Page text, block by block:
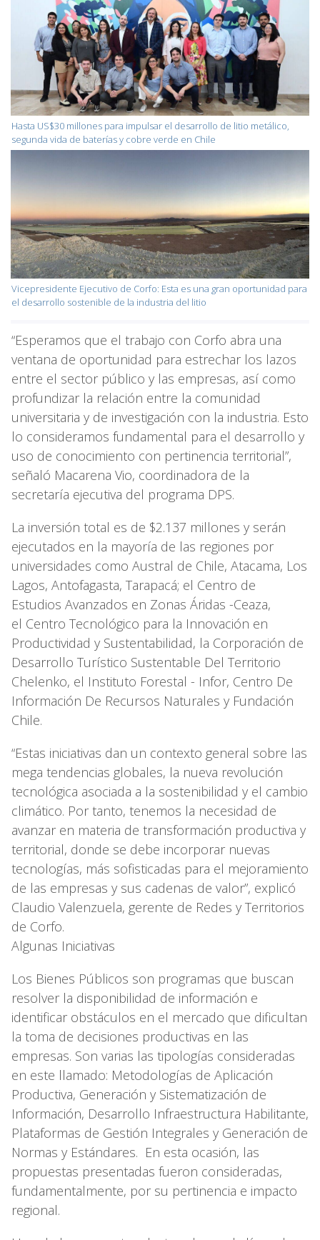
Hasta US$30 millones para impulsar el desarrollo de litio metálico,
segunda vida de baterías y cobre verde en Chile
Vicepresidente Ejecutivo de Corfo: Esta es una gran oportunidad para
el desarrollo sostenible de la industria del litio
“Esperamos que el trabajo con Corfo abra una
ventana de oportunidad para estrechar los lazos
entre el sector público y las empresas, así como
profundizar la relación entre la comunidad
universitaria y de investigación con la industria. Esto
lo consideramos fundamental para el desarrollo y
uso de conocimiento con pertinencia territorial”,
señaló Macarena Vio, coordinadora de la
secretaría ejecutiva del programa DPS.
La inversión total es de $2.137 millones y serán
ejecutados en la mayoría de las regiones por
universidades como Austral de Chile, Atacama, Los
Lagos, Antofagasta, Tarapacá; el Centro de
Estudios Avanzados en Zonas Áridas -Ceaza,
el Centro Tecnológico para la Innovación en
Productividad y Sustentabilidad, la Corporación de
Desarrollo Turístico Sustentable Del Territorio
Chelenko, el Instituto Forestal - Infor, Centro De
Información De Recursos Naturales y Fundación
Chile.
“Estas iniciativas dan un contexto general sobre las
mega tendencias globales, la nueva revolución
tecnológica asociada a la sostenibilidad y el cambio
climático. Por tanto, tenemos la necesidad de
avanzar en materia de transformación productiva y
territorial, donde se debe incorporar nuevas
tecnologías, más sofisticadas para el mejoramiento
de las empresas y sus cadenas de valor”, explicó
Claudio Valenzuela, gerente de Redes y Territorios
de Corfo.
Algunas Iniciativas
Los Bienes Públicos son programas que buscan
resolver la disponibilidad de información e
identificar obstáculos en el mercado que dificultan
la toma de decisiones productivas en las
empresas. Son varias las tipologías consideradas
en este llamado: Metodologías de Aplicación
Productiva, Generación y Sistematización de
Información, Desarrollo Infraestructura Habilitante,
Plataformas de Gestión Integrales y Generación de
Normas y Estándares. En esta ocasión, las
propuestas presentadas fueron consideradas,
fundamentalmente, por su pertinencia e impacto
regional.